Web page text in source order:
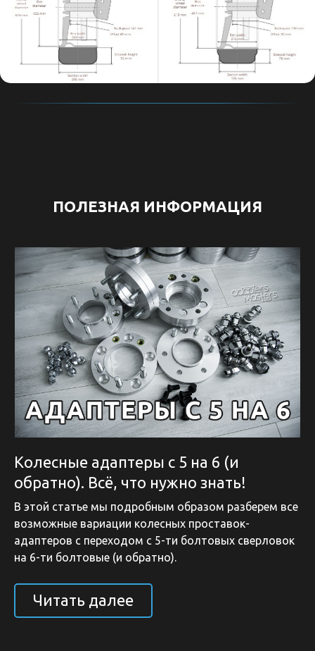
ПОЛЕЗНАЯ ИНФОРМАЦИЯ
Колесные адаптеры с 5 на 6 (и
обратно). Всё, что нужно знать!
В этой статье мы подробным образом разберем все
возможные вариации колесных проставок-
адаптеров с переходом с 5-ти болтовых сверловок
на 6-ти болтовые (и обратно).
Читать далее